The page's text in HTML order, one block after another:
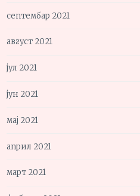
септембар 2021
август 2021
јул 2021
јун 2021
мај 2021
април 2021
март 2021